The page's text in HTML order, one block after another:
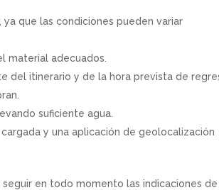
que las condiciones pueden variar
material adecuados.
del itinerario y de la hora prevista de
suficiente agua.
y una aplicación de geolocalización
en todo momento las indicaciones de